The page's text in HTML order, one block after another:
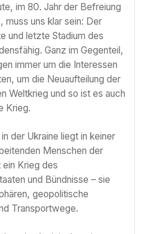
im 80. Jahr der Befreiung
muss uns klar sein: Der
und letzte Stadium des
Ganz im Gegenteil,
immer um die Interessen
um die Neuaufteilung der
Weltkrieg und so ist es auch
Krieg.
der Ukraine liegt in keiner
Menschen der
Krieg des
und Bündnisse – sie
geopolitische
Transportwege.